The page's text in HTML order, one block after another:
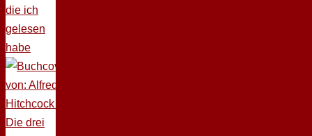
die ich
gelesen
habe